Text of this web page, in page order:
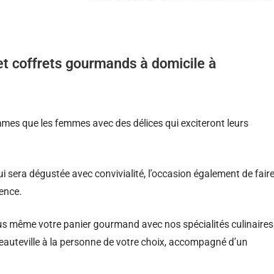
coffrets gourmands à domicile à
que les femmes avec des délices qui exciteront leurs
sera dégustée avec convivialité, l’occasion également de faire
même votre panier gourmand avec nos spécialités culinaires
à la personne de votre choix, accompagné d’un